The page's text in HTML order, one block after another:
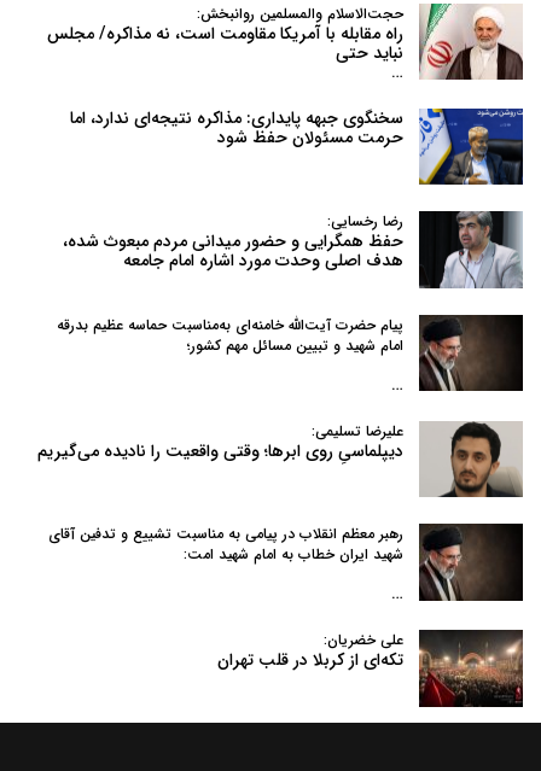
حجت‌الاسلام والمسلمین روانبخش:
راه مقابله با آمریکا مقاومت است، نه مذاکره/ مجلس
نباید حتی
…
سخنگوی جبهه پایداری: مذاکره نتیجه‌ای ندارد، اما
حرمت مسئولان حفظ شود
رضا رخسایی:
حفظ همگرایی و حضور میدانی مردم مبعوث شده،
هدف اصلی وحدت مورد اشاره امام جامعه
پیام حضرت آیت‌الله خامنه‌ای به‌مناسبت حماسه عظیم بدرقه
امام شهید و تبیین مسائل مهم کشور؛
…
علیرضا تسلیمی:
دیپلماسیِ روی ابرها؛ وقتی واقعیت را نادیده می‌گیریم
رهبر معظم انقلاب در پیامی به‌ مناسبت تشییع و تدفین آقای
شهید ایران خطاب به امام شهید امت:
…
علی خضریان:
تکه‌ای از کربلا در قلب تهران